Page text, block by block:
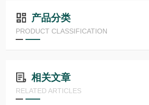
产品分类
PRODUCT CLASSIFICATION
相关文章
RELATED ARTICLES